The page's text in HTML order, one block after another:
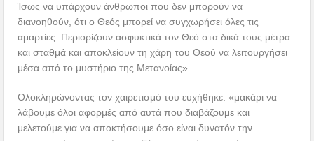
Ίσως να υπάρχουν άνθρωποι που δεν μπορούν να
διανοηθούν, ότι ο Θεός μπορεί να συγχωρήσει όλες τις
αμαρτίες. Περιορίζουν ασφυκτικά τον Θεό στα δικά τους μέτρα
και σταθμά και αποκλείουν τη χάρη του Θεού να λειτουργήσει
μέσα από το μυστήριο της Μετανοίας».
Ολοκληρώνοντας τον χαιρετισμό του ευχήθηκε: «μακάρι να
λάβουμε όλοι αφορμές από αυτά που διαβάζουμε και
μελετούμε για να αποκτήσουμε όσο είναι δυνατόν την